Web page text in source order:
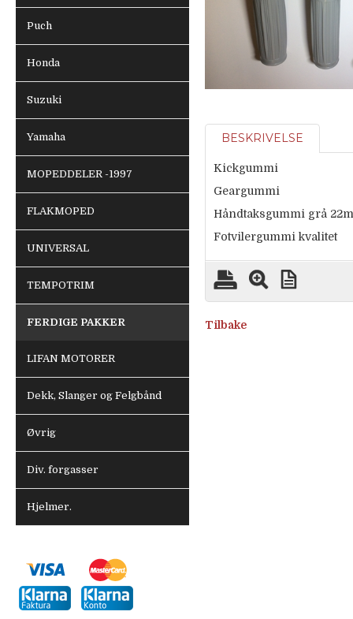
Puch
Honda
Suzuki
Yamaha
MOPEDDELER -1997
FLAKMOPED
UNIVERSAL
TEMPOTRIM
FERDIGE PAKKER
LIFAN MOTORER
Dekk, Slanger og Felgbånd
Øvrig
Div. forgasser
Hjelmer.
BESKRIVELSE
Kickgummi
Geargummi
Håndtaksgummi grå
Fotvilergummi kvalitet
Tilbake